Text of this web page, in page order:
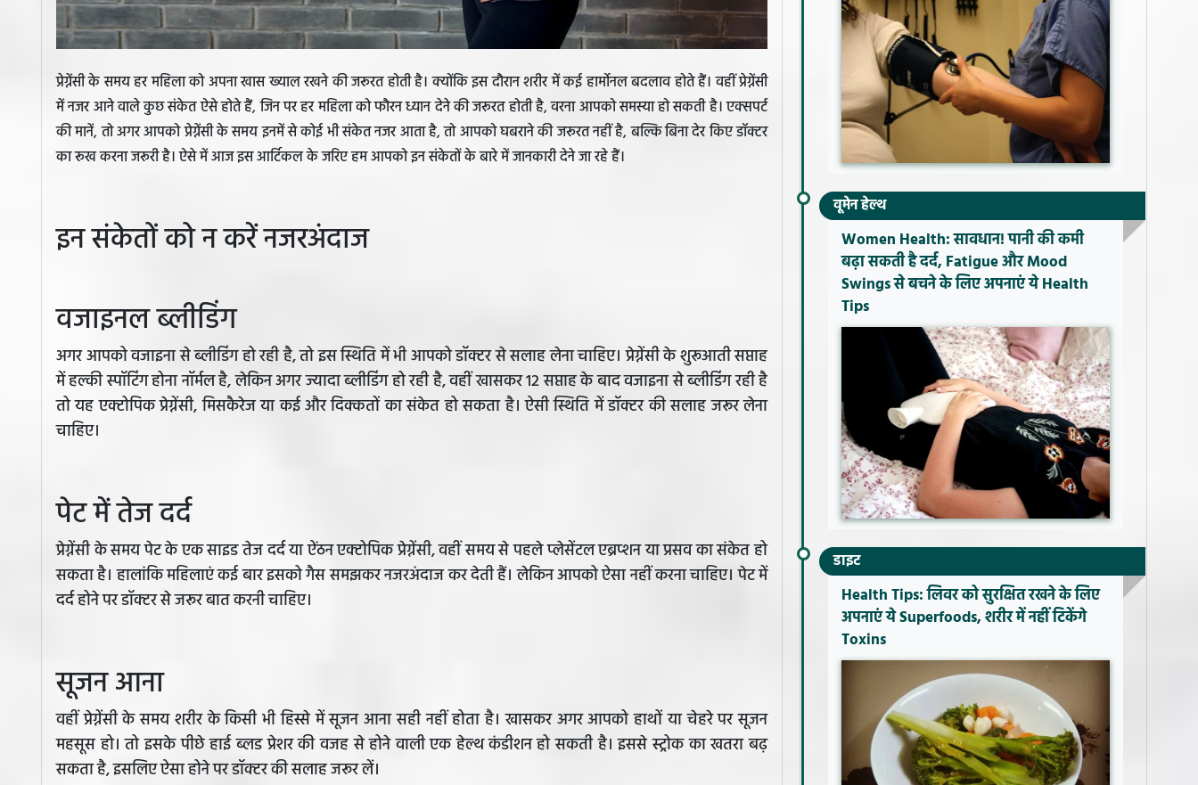
प्रेग्नेंसी के समय हर महिला को अपना खास ख्याल रखने की जरूरत होती है। क्योंकि इस दौरान शरीर में कई हार्मोनल बदलाव होते हैं। वहीं प्रेग्नेंसी
में नजर आने वाले कुछ संकेत ऐसे होते हैं, जिन पर हर महिला को फौरन ध्यान देने की जरूरत होती है, वरना आपको समस्या हो सकती है। एक्सपर्ट
की मानें, तो अगर आपको प्रेग्नेंसी के समय इनमें से कोई भी संकेत नजर आता है, तो आपको घबराने की जरूरत नहीं है, बल्कि बिना देर किए डॉक्टर
का रूख करना जरूरी है। ऐसे में आज इस आर्टिकल के जरिए हम आपको इन संकेतों के बारे में जानकारी देने जा रहे हैं।
इन संकेतों को न करें नजरअंदाज
वजाइनल ब्लीडिंग
अगर आपको वजाइना से ब्लीडिंग हो रही है, तो इस स्थिति में भी आपको डॉक्टर से सलाह लेना चाहिए। प्रेग्नेंसी के शुरूआती सप्ताह
में हल्की स्पॉटिंग होना नॉर्मल है, लेकिन अगर ज्यादा ब्लीडिंग हो रही है, वहीं खासकर 12 सप्ताह के बाद वजाइना से ब्लीडिंग रही है
तो यह एक्टोपिक प्रेग्नेंसी, मिसकैरेज या कई और दिक्कतों का संकेत हो सकता है। ऐसी स्थिति में डॉक्टर की सलाह जरूर लेना
चाहिए।
पेट में तेज दर्द
प्रेग्नेंसी के समय पेट के एक साइड तेज दर्द या ऐंठन एक्टोपिक प्रेग्नेंसी, वहीं समय से पहले प्लेसेंटल एब्रप्शन या प्रसव का संकेत हो
सकता है। हालांकि महिलाएं कई बार इसको गैस समझकर नजरअंदाज कर देती हैं। लेकिन आपको ऐसा नहीं करना चाहिए। पेट में
दर्द होने पर डॉक्टर से जरूर बात करनी चाहिए।
सूजन आना
वहीं प्रेग्नेंसी के समय शरीर के किसी भी हिस्से में सूजन आना सही नहीं होता है। खासकर अगर आपको हाथों या चेहरे पर सूजन
महसूस हो। तो इसके पीछे हाई ब्लड प्रेशर की वजह से होने वाली एक हेल्थ कंडीशन हो सकती है। इससे स्ट्रोक का खतरा बढ़
सकता है, इसलिए ऐसा होने पर डॉक्टर की सलाह जरूर लें।
वूमेन हेल्थ
Women Health: सावधान! पानी की कमी
बढ़ा सकती है दर्द, Fatigue और Mood
Swings से बचने के लिए अपनाएं ये Health
Tips
डाइट
Health Tips: लिवर को सुरक्षित रखने के लिए
अपनाएं ये Superfoods, शरीर में नहीं टिकेंगे
Toxins